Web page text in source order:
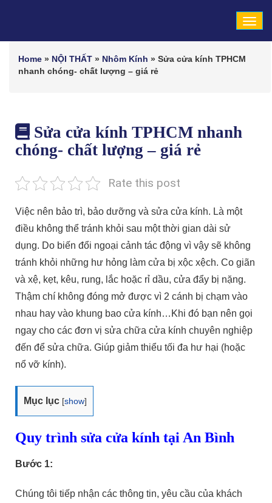
Home » NỘI THẤT » Nhôm Kính » Sửa cửa kính TPHCM
nhanh chóng- chất lượng – giá rẻ
Sửa cửa kính TPHCM nhanh
chóng- chất lượng – giá rẻ
Rate this post
Việc nên bảo trì, bảo dưỡng và sửa cửa kính. Là một
điều không thể tránh khỏi sau một thời gian dài sử
dụng. Do biến đổi ngoại cảnh tác động vì vậy sẽ không
tránh khỏi những hư hỏng làm cửa bị xộc xệch. Co giãn
và xệ, kẹt, kêu, rung, lắc hoặc rỉ dầu, cửa đẩy bị nặng.
Thậm chí không đóng mở được vì 2 cánh bị chạm vào
nhau hay vào khung bao cửa kính…Khi đó bạn nên gọi
ngay cho các đơn vị sửa chữa cửa kính chuyên nghiệp
đến để sửa chữa. Giúp giảm thiểu tối đa hư hại (hoặc
nổ vỡ kính).
Mục lục [show]
Quy trình sửa cửa kính tại An Bình
Bước 1:
Chúng tôi tiếp nhận các thông tin, yêu cầu của khách